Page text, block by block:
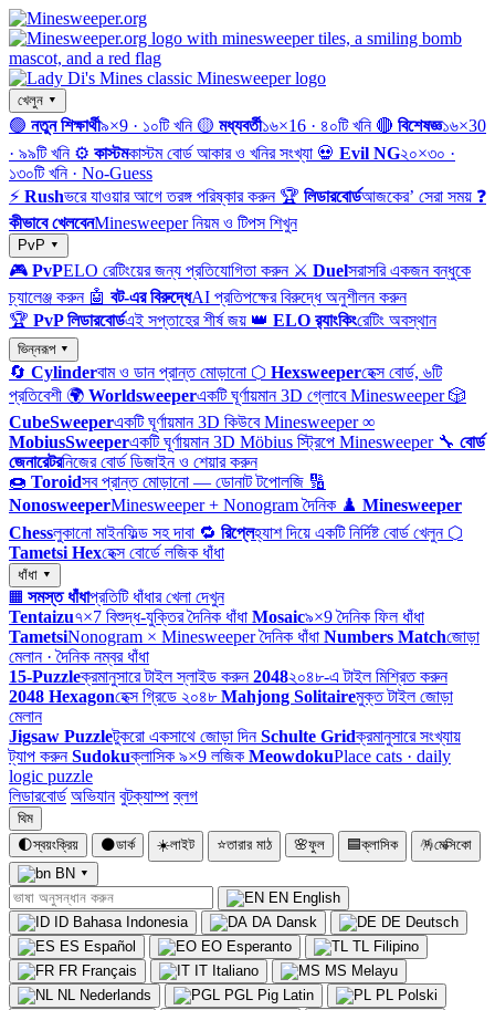
খেলুন ▾
🟢 নতুন শিক্ষার্থী৯×9 · ১০টি খনি 🟡 মধ্যবর্তী১৬×16 · ৪০টি খনি 🔴 বিশেষজ্ঞ১৬×30
· ৯৯টি খনি ⚙️ কাস্টমকাস্টম বোর্ড আকার ও খনির সংখ্যা 💀 Evil NG২০×৩০ ·
১৩০টি খনি · No-Guess
⚡ Rushভরে যাওয়ার আগে তরঙ্গ পরিষ্কার করুন 🏆 লিডারবোর্ডআজকের’ সেরা সময় ❓
কীভাবে খেলবেনMinesweeper নিয়ম ও টিপস শিখুন
PvP ▾
🎮 PvPELO রেটিংয়ের জন্য প্রতিযোগিতা করুন ⚔️ Duelসরাসরি একজন বন্ধুকে
চ্যালেঞ্জ করুন 🤖 বট-এর বিরুদ্ধেAI প্রতিপক্ষের বিরুদ্ধে অনুশীলন করুন
🏆 PvP লিডারবোর্ডএই সপ্তাহের শীর্ষ জয় 👑 ELO র‍্যাংকিংরেটিং অবস্থান
ভিন্নরূপ ▾
🔄 Cylinderবাম ও ডান প্রান্ত মোড়ানো ⬡ Hexsweeperহেক্স বোর্ড, ৬টি
প্রতিবেশী 🌍 Worldsweeperএকটি ঘূর্ণায়মান 3D গ্লোবে Minesweeper 🎲
CubeSweeperএকটি ঘূর্ণায়মান 3D কিউবে Minesweeper ∞
MobiusSweeperএকটি ঘূর্ণায়মান 3D Möbius স্ট্রিপে Minesweeper 🔧 বোর্ড
জেনারেটরনিজের বোর্ড ডিজাইন ও শেয়ার করুন
🍩 Toroidসব প্রান্ত মোড়ানো — ডোনাট টপোলজি 🔢
NonosweeperMinesweeper + Nonogram দৈনিক ♟️ Minesweeper
Chessলুকানো মাইনফিল্ড সহ দাবা 🔁 রিপ্লেহ্যাশ দিয়ে একটি নির্দিষ্ট বোর্ড খেলুন ⬡
Tametsi Hexহেক্স বোর্ডে লজিক ধাঁধা
ধাঁধা ▾
▦ সমস্ত ধাঁধাপ্রতিটি ধাঁধার খেলা দেখুন
Tentaizu৭×7 বিশুদ্ধ-যুক্তির দৈনিক ধাঁধা Mosaic৯×9 দৈনিক ফিল ধাঁধা
TametsiNonogram × Minesweeper দৈনিক ধাঁধা Numbers Matchজোড়া
মেলান · দৈনিক নম্বর ধাঁধা
15-Puzzleক্রমানুসারে টাইল স্লাইড করুন 2048২০৪৮-এ টাইল মিশ্রিত করুন
2048 Hexagonহেক্স গ্রিডে ২০৪৮ Mahjong Solitaireমুক্ত টাইল জোড়া
মেলান
Jigsaw Puzzleটুকরো একসাথে জোড়া দিন Schulte Gridক্রমানুসারে সংখ্যায়
ট্যাপ করুন Sudokuক্লাসিক ৯×9 লজিক MeowdokuPlace cats · daily
logic puzzle
লিডারবোর্ড অভিযান বুটক্যাম্প ব্লগ
থিম
🌓স্বয়ংক্রিয় 🌑ডার্ক ☀️লাইট ⭐তারার মাঠ 🌸ফুল 🟦ক্লাসিক 🪅মেক্সিকো
BN ▾
EN English
ID Bahasa Indonesia DA Dansk DE Deutsch
ES Español EO Esperanto TL Filipino
FR Français IT Italiano MS Melayu
NL Nederlands PGL Pig Latin PL Polski